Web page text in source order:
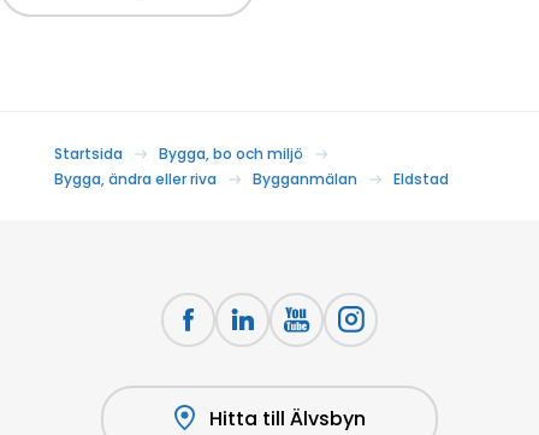
Startsida
Bygga, bo och miljö
Bygga, ändra eller riva
Bygganmälan Eldstad
Hitta till Älvsbyn